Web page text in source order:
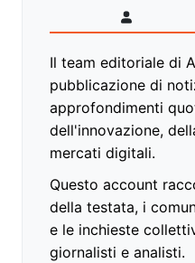
Il team editoriale di
pubblicazione di
approfondimenti
dell'innovazione,
mercati digitali.
Questo account
della testata, i
e le inchieste
giornalisti e analisti.